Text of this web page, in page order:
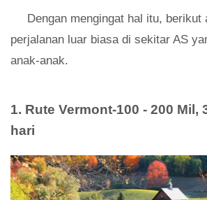
Dengan mengingat hal itu, berikut
perjalanan luar biasa di sekitar AS
anak-anak.
1. Rute Vermont-100 - 200 Mil,
hari